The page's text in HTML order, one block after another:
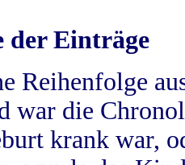
der Einträge
Reihenfolge
war die
krank war,